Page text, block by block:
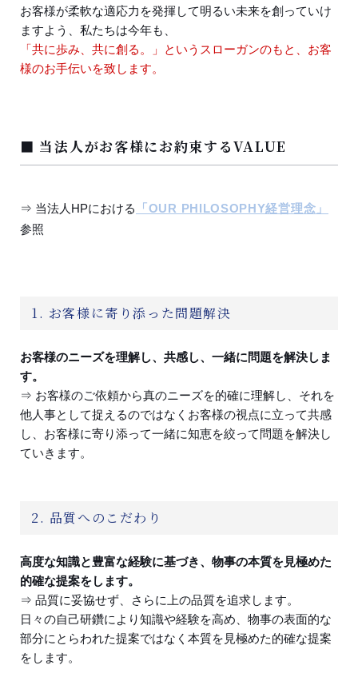
お客様が柔軟な適応力を発揮して明るい未来を創っていけ
ますよう、私たちは今年も、
「共に歩み、共に創る。」というスローガンのもと、お客
様のお手伝いを致します。
■ 当法人がお客様にお約束するVALUE
⇒ 当法人HPにおける
「OUR PHILOSOPHY経営理念」
参照
1. お客様に寄り添った問題解決
お客様のニーズを理解し、共感し、一緒に問題を解決しま
す。
⇒ お客様のご依頼から真のニーズを的確に理解し、それを
他人事として捉えるのではなくお客様の視点に立って共感
し、お客様に寄り添って一緒に知恵を絞って問題を解決し
ていきます。
2. 品質へのこだわり
高度な知識と豊富な経験に基づき、物事の本質を見極めた
的確な提案をします。
⇒ 品質に妥協せず、さらに上の品質を追求します。
日々の自己研鑽により知識や経験を高め、物事の表面的な
部分にとらわれた提案ではなく本質を見極めた的確な提案
をします。